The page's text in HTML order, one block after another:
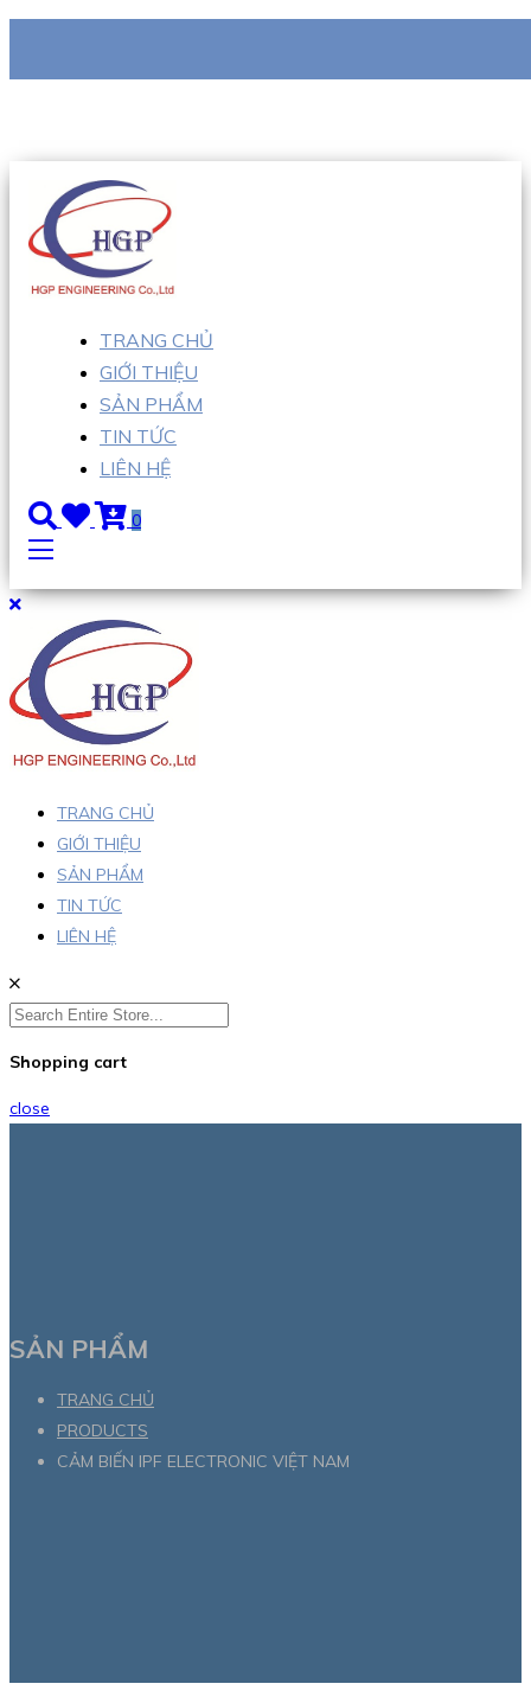
Hotline:0938 710 079
TRANG CHỦ
GIỚI THIỆU
SẢN PHẨM
TIN TỨC
LIÊN HỆ
0
TRANG CHỦ
GIỚI THIỆU
SẢN PHẨM
TIN TỨC
LIÊN HỆ
Shopping cart
close
SẢN PHẨM
TRANG CHỦ
PRODUCTS
CẢM BIẾN IPF ELECTRONIC VIỆT NAM